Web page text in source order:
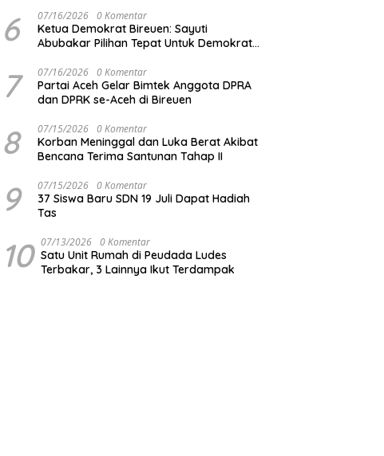
6 07/16/2026 0 Komentar
Ketua Demokrat Bireuen: Sayuti
Abubakar Pilihan Tepat Untuk Demokrat
7 07/16/2026 0 Komentar
Partai Aceh Gelar Bimtek Anggota DPRA
dan DPRK se-Aceh di Bireuen
8 07/15/2026 0 Komentar
Korban Meninggal dan Luka Berat Akibat
Bencana Terima Santunan Tahap II
9 07/15/2026 0 Komentar
37 Siswa Baru SDN 19 Juli Dapat Hadiah
Tas
10 07/13/2026 0 Komentar
Satu Unit Rumah di Peudada Ludes
Terbakar, 3 Lainnya Ikut Terdampak